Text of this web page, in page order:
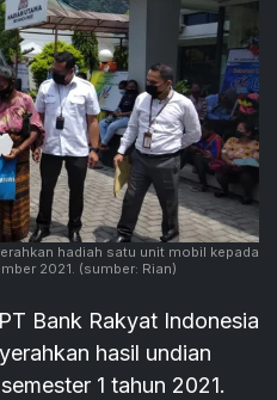
hadiah satu unit mobil kepada
2021. (sumber: Rian)
Bank Rakyat Indonesia
hasil undian
1 tahun 2021.